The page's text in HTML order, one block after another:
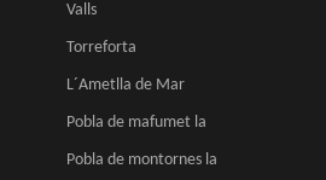
Valls
Torreforta
L´Ametlla de Mar
Pobla de mafumet la
Pobla de montornes la